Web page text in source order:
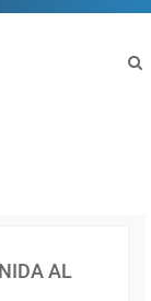
AL